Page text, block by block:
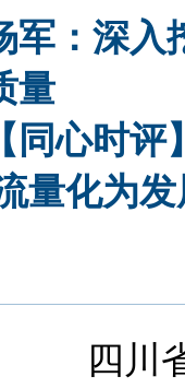
军：深入
量
【同心时
量化为
四川